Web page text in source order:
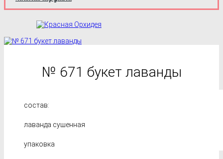
№ 671 букет лаванды
состав:
лаванда сушенная
упаковка